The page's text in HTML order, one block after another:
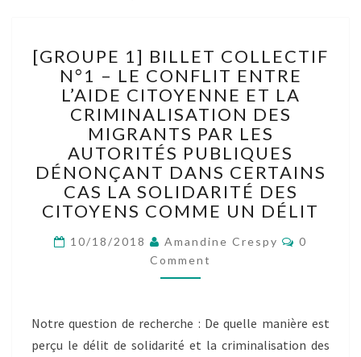
BILLET
COLLECTIF
N°1
–
LE
CONFLIT
ENTRE
L’AIDE
CITOYENNE
CRIMINALISATION
PAR
LES
[GROUPE 1] BILLET COLLECTIF
N°1 – LE CONFLIT ENTRE
L’AIDE CITOYENNE ET LA
CRIMINALISATION DES
MIGRANTS PAR LES
AUTORITÉS PUBLIQUES
DÉNONÇANT DANS CERTAINS
CAS LA SOLIDARITÉ DES
CITOYENS COMME UN DÉLIT
10/18/2018 Amandine Crespy
0
Comment
Notre question de recherche : De quelle manière est
perçu le délit de solidarité et la criminalisation des